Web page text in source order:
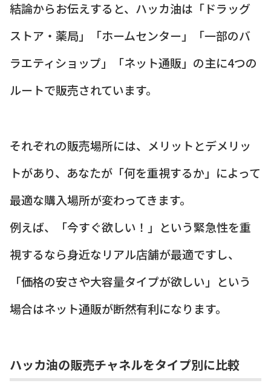
結論からお伝えすると、ハッカ油は「ドラッグ
ストア・薬局」「ホームセンター」「一部のバ
ラエティショップ」「ネット通販」の主に4つの
ルートで販売されています。
それぞれの販売場所には、メリットとデメリッ
トがあり、あなたが「何を重視するか」によって
最適な購入場所が変わってきます。
例えば、「今すぐ欲しい！」という緊急性を重
視するなら身近なリアル店舗が最適ですし、
「価格の安さや大容量タイプが欲しい」という
場合はネット通販が断然有利になります。
ハッカ油の販売チャネルをタイプ別に比較